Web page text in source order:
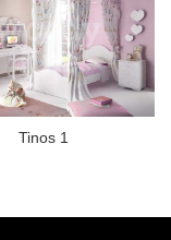
Tinos 1